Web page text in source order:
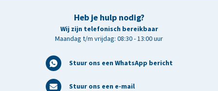
Heb je hulp nodig?
Wij zijn telefonisch bereikbaar
Maandag t/m vrijdag: 08:30 - 13:00 uur
Stuur ons een WhatsApp bericht
Stuur ons een e-mail